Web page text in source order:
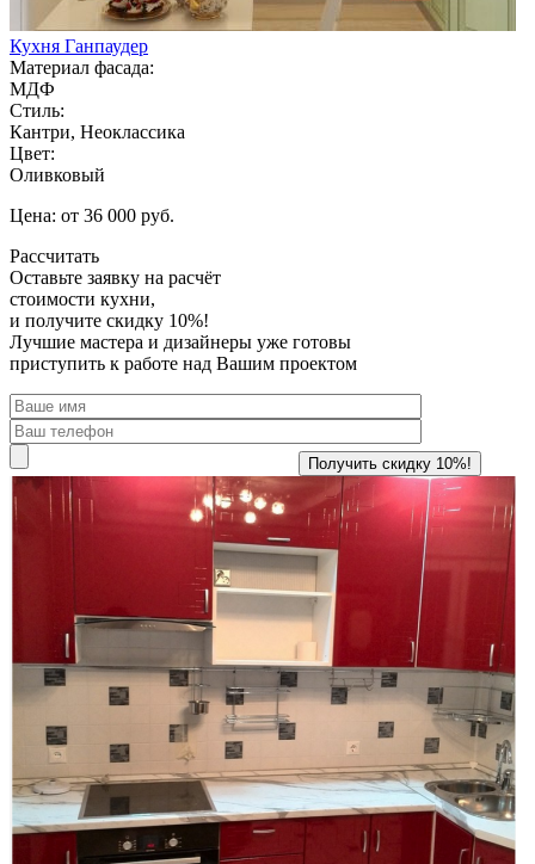
Кухня Ганпаудер
Материал фасада:
МДФ
Стиль:
Кантри, Неоклассика
Цвет:
Оливковый
Цена: от 36 000 руб.
Рассчитать
Оставьте заявку на расчёт
стоимости кухни,
и получите скидку 10%!
Лучшие мастера и дизайнеры уже готовы
приступить к работе над Вашим проектом